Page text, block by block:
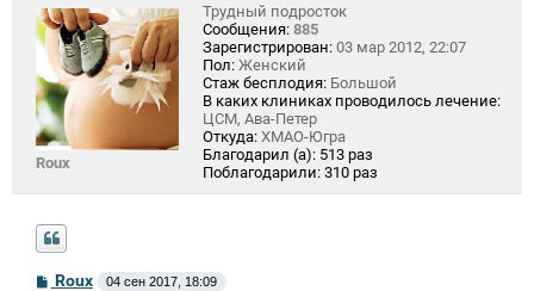
Roux
Трудный подросток
Сообщения: 885
Зарегистрирован: 03 мар 2012, 22:07
Пол: Женский
Стаж бесплодия: Большой
В каких клиниках проводилось лечение:
ЦСМ, Ава-Петер
Откуда: ХМАО-Югра
Благодарил (а): 513 раз
Поблагодарили: 310 раз
СRoux 04 сен 2017, 18:09